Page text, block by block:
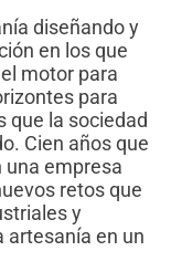
diseñando y
en los que
motor para
para
que la sociedad
Cien años que
una empresa
retos que
y
artesanía en un